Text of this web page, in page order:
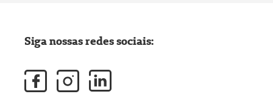
Siga nossas redes sociais: